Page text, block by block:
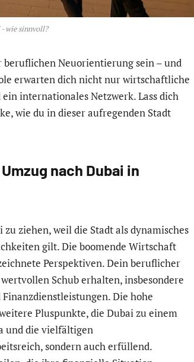
wie sinnvoll?
beruflichen Neuorientierung sein – und
erwarten dich nicht nur wirtschaftliche
internationales Netzwerk. Lass dich
wie du in dieser aufregenden Stadt
nach Dubai in
ziehen, weil die Stadt als dynamisches
gilt. Die boomende Wirtschaft
Perspektiven. Dein beruflicher
Schub erhalten, insbesondere
Die hohe
Pluspunkte, die Dubai zu einem
und die vielfältigen
sondern auch erfüllend.